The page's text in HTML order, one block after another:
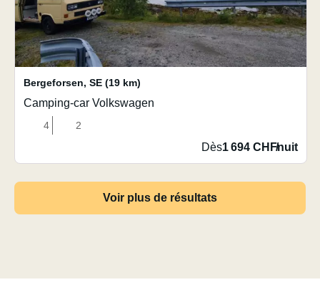
Bergeforsen, SE (19 km)
Camping-car Volkswagen
4 2
Dès1 694 CHF/nuit
Voir plus de résultats